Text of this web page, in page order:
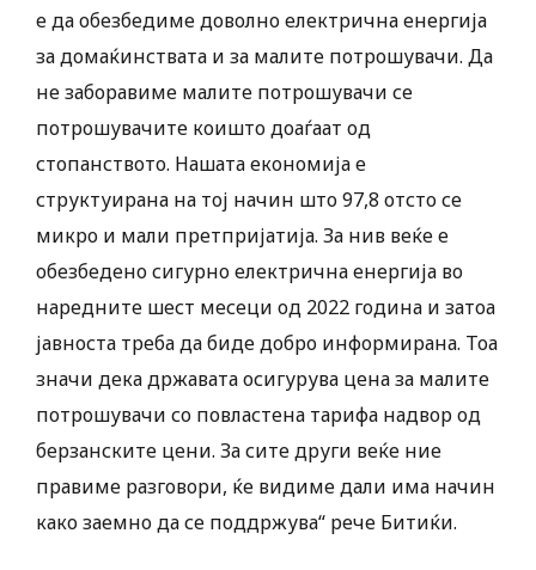
е да обезбедиме доволно електрична енергија
за домаќинствата и за малите потрошувачи. Да
не заборавиме малите потрошувачи се
потрошувачите коишто доаѓаат од
стопанството. Нашата економија е
структуирана на тој начин што 97,8 отсто се
микро и мали претпријатија. За нив веќе е
обезбедено сигурно електрична енергија во
наредните шест месеци од 2022 година и затоа
јавноста треба да биде добро информирана. Тоа
значи дека државата осигурува цена за малите
потрошувачи со повластена тарифа надвор од
берзанските цени. За сите други веќе ние
правиме разговори, ќе видиме дали има начин
како заемно да се поддржува“ рече Битиќи.